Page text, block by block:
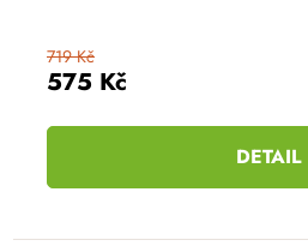
575 Kč
719 Kč
DETAIL